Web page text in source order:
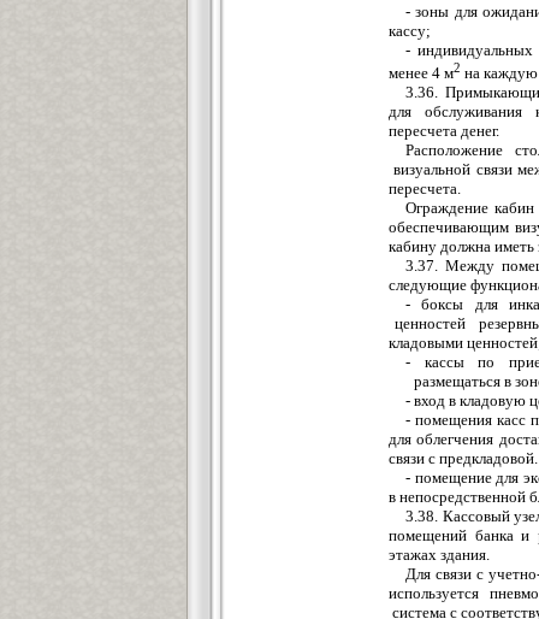
-зоны для
кассу;
-
менее 4 м2 на каждую
3.36.
для обслуживания
пересчета денег.
Расположение
визуальной связи
пересчета.
Ограждение
обеспечивающим
кабину должна иметь
3.37. Между
следующие
- боксы для
ценностей
кладовыми
- кассы по
размещаться в зон
- вход в кладовую ц
- помещениякасс
для облегчения
связи с предкладовой.
- помещениедля
в непосредственной
3.38. Кассовый
помещений банка и
этажах здания.
Для связи с
используется
система с